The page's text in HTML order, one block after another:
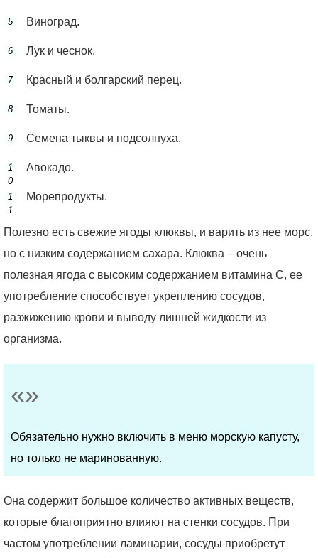
Виноград.
Лук и чеснок.
Красный и болгарский перец.
Томаты.
Семена тыквы и подсолнуха.
Авокадо.
Морепродукты.
Полезно есть свежие ягоды клюквы, и варить из нее морс,
но с низким содержанием сахара. Клюква – очень
полезная ягода с высоким содержанием витамина С, ее
употребление способствует укреплению сосудов,
разжижению крови и выводу лишней жидкости из
организма.
Обязательно нужно включить в меню морскую капусту,
но только не маринованную.
Она содержит большое количество активных веществ,
которые благоприятно влияют на стенки сосудов. При
частом употреблении ламинарии, сосуды приобретут